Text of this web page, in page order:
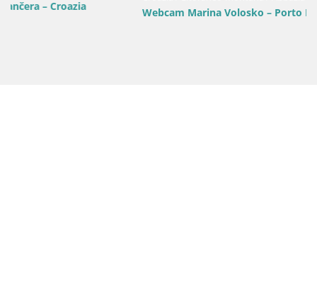
Webcam Marina Volosko – Porto Mul in diretta | Abbazia